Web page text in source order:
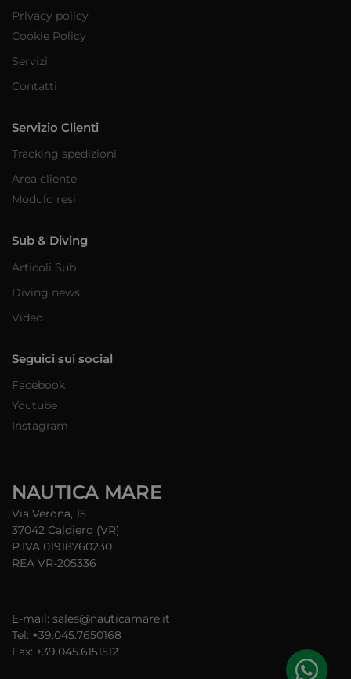
Privacy policy
Cookie Policy
Servizi
Contatti
Servizio Clienti
Tracking spedizioni
Area cliente
Modulo resi
Sub & Diving
Articoli Sub
Diving news
Video
Seguici sui social
Facebook
Youtube
Instagram
NAUTICA MARE
Via Verona, 15
37042 Caldiero (VR)
P.IVA 01918760230
REA VR-205336
E-mail: sales@nauticamare.it
Tel: +39.045.7650168
Fax: +39.045.6151512